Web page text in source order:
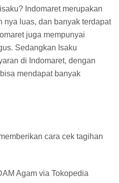
Indomaret merupakan
nya luas, dan banyak terdapat
juga mempunyai
Sedangkan Isaku
di Indomaret, dengan
mendapat banyak
cara cek tagihan
Agam via Tokopedia